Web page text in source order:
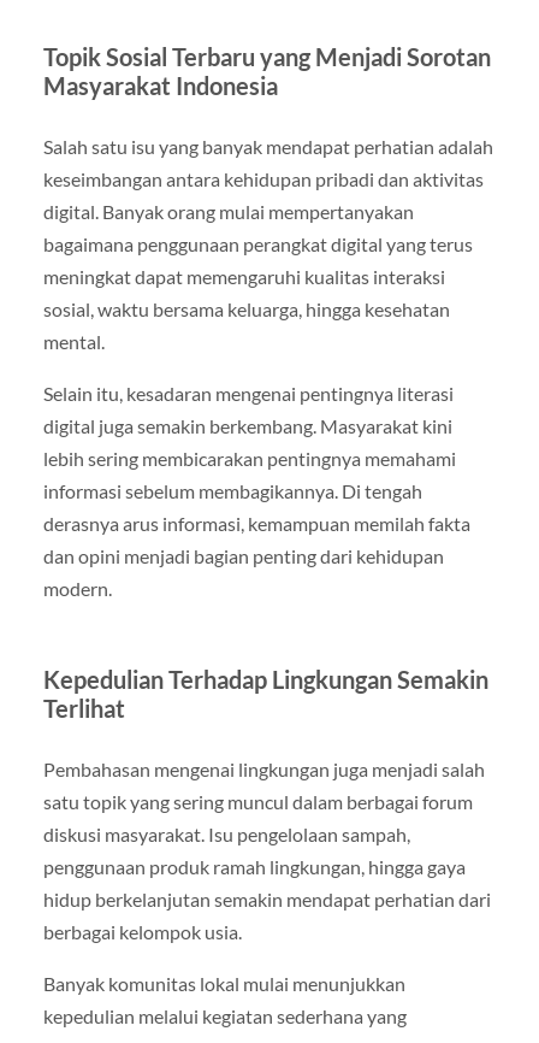
Topik Sosial Terbaru yang Menjadi Sorotan
Masyarakat Indonesia
Salah satu isu yang banyak mendapat perhatian adalah
keseimbangan antara kehidupan pribadi dan aktivitas
digital. Banyak orang mulai mempertanyakan
bagaimana penggunaan perangkat digital yang terus
meningkat dapat memengaruhi kualitas interaksi
sosial, waktu bersama keluarga, hingga kesehatan
mental.
Selain itu, kesadaran mengenai pentingnya literasi
digital juga semakin berkembang. Masyarakat kini
lebih sering membicarakan pentingnya memahami
informasi sebelum membagikannya. Di tengah
derasnya arus informasi, kemampuan memilah fakta
dan opini menjadi bagian penting dari kehidupan
modern.
Kepedulian Terhadap Lingkungan Semakin
Terlihat
Pembahasan mengenai lingkungan juga menjadi salah
satu topik yang sering muncul dalam berbagai forum
diskusi masyarakat. Isu pengelolaan sampah,
penggunaan produk ramah lingkungan, hingga gaya
hidup berkelanjutan semakin mendapat perhatian dari
berbagai kelompok usia.
Banyak komunitas lokal mulai menunjukkan
kepedulian melalui kegiatan sederhana yang